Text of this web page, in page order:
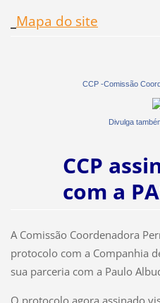
Mapa do site
CCP -Comissão
Divulga
CCP
com a
A Comissão Coordenadora
protocolo com a Companhia
sua parceria com a Paulo